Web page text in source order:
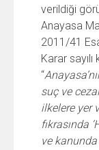
verildiği
Anayasa
2011/41
Karar sayılı
“
suç ve
ilkelere yer
fıkrasında
ve